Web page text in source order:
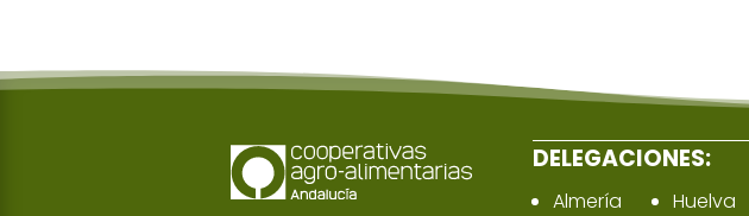
DELEGACIONES:
Almería
Huelva